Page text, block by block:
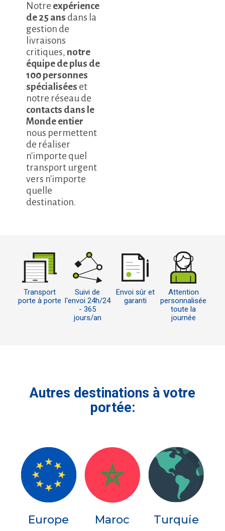
Notre expérience
de 25 ans dans la
gestion de
livraisons
critiques, notre
équipe de plus de
100 personnes
spécialisées et
notre réseau de
contacts dans le
Monde entier
nous permettent
de réaliser
n'importe quel
transport urgent
vers n'importe
quelle
destination.
Transport
porte à porte
Suivi de
l'envoi 24h/24
- 365
jours/an
Envoi sûr et
garanti
Attention
personnalisée
toute la
journée
Autres destinations à votre
portée:
Europe Maroc Turquie